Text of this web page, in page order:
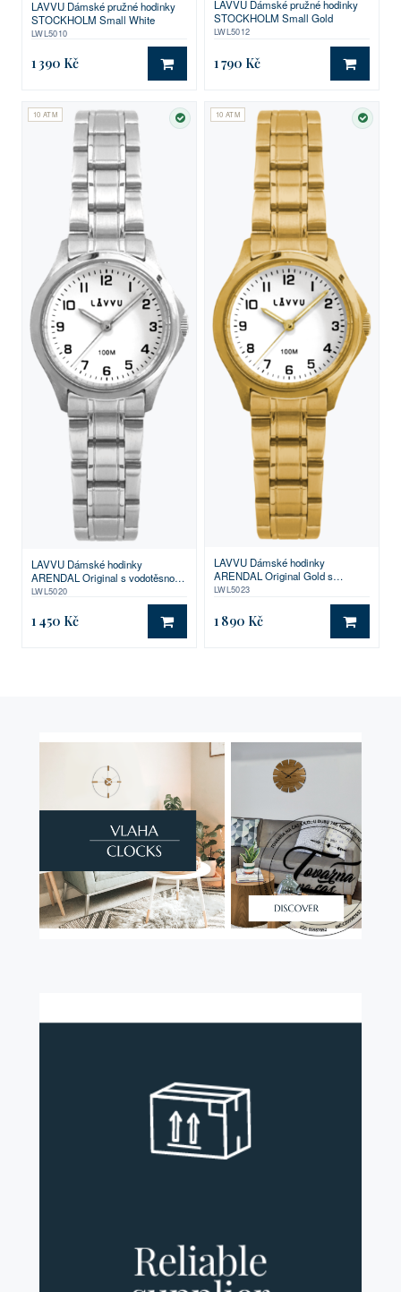
LAVVU Dámské pružné hodinky
STOCKHOLM Small White
LWL5010
1 390 Kč DO KOŠÍKU
LAVVU Dámské pružné hodinky
STOCKHOLM Small Gold
LWL5012
1 790 Kč DO
10 ATM
SKLADEM
LAVVU Dámské hodinky
ARENDAL Original s vodotěsností
100M
LWL5020
1 450 Kč DO KOŠÍKU
10 ATM
LAVVU Dámské hodinky
ARENDAL Original Gold s
vodotěsností 100M
LWL5023
1 890 Kč DO